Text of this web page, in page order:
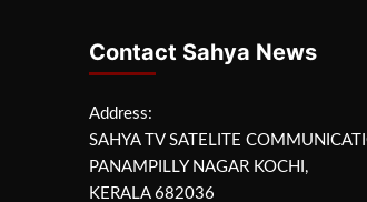
Contact Sahya News
Address:
SAHYA TV SATELITE
PANAMPILLY NAGAR KOCHI,
KERALA 682036